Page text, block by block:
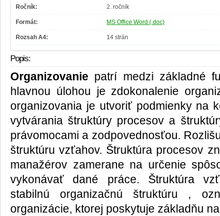
Ročník: 2. ročník
Formát: MS Office Word (.doc)
Rozsah A4: 14 strán
Popis:
Organizovanie patrí medzi základné
hlavnou úlohou je zdokonalenie
organizovania je utvoriť podmienky na
vytvárania štruktúry procesov a
právomocami a zodpovednosťou.
štruktúru vzťahov. Štruktúra procesov
manažérov zamerane na určenie
vykonávať dané práce. Štruktúra
stabilnú organizačnú štruktúru ,
organizácie, ktorej poskytuje základňu